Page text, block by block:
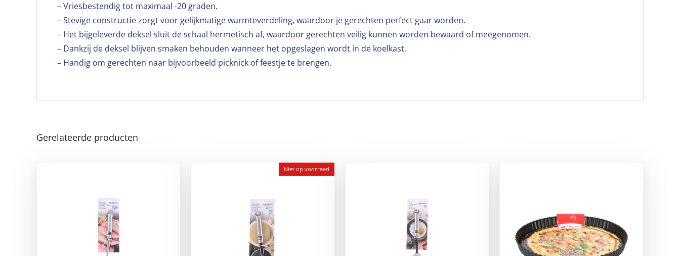
– Vriesbestendig tot maximaal -20 graden.
– Stevige constructie zorgt voor gelijkmatige warmteverdeling, waardoor je gerechten perfect gaar worden.
– Het bijgeleverde deksel sluit de schaal hermetisch af, waardoor gerechten veilig kunnen worden bewaard of meegenomen.
– Dankzij de deksel blijven smaken behouden wanneer het opgeslagen wordt in de koelkast.
– Handig om gerechten naar bijvoorbeeld picknick of feestje te brengen.
Gerelateerde producten
Niet op voorraad